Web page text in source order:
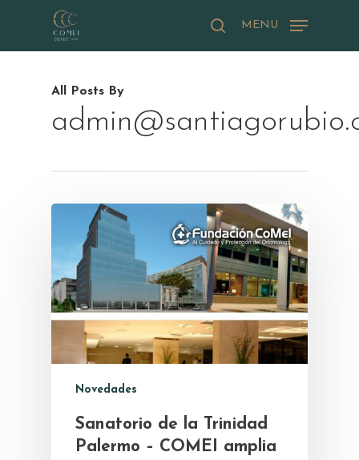
buscar
MENU
All Posts By
Novedades
Sanatorio de la Trinidad
Palermo – COMEI amplia
Close